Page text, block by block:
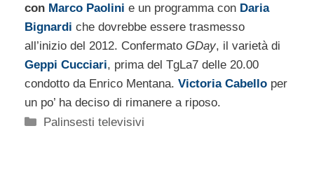
con Marco Paolini e un programma con Daria
Bignardi che dovrebbe essere trasmesso
all’inizio del 2012. Confermato GDay, il varietà di
Geppi Cucciari, prima del TgLa7 delle 20.00
condotto da Enrico Mentana. Victoria Cabello per
un po’ ha deciso di rimanere a riposo.
Categorie
Palinsesti televisivi